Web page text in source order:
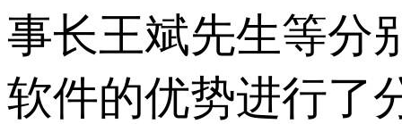
事长王斌先生等分
软件的优势进行了分